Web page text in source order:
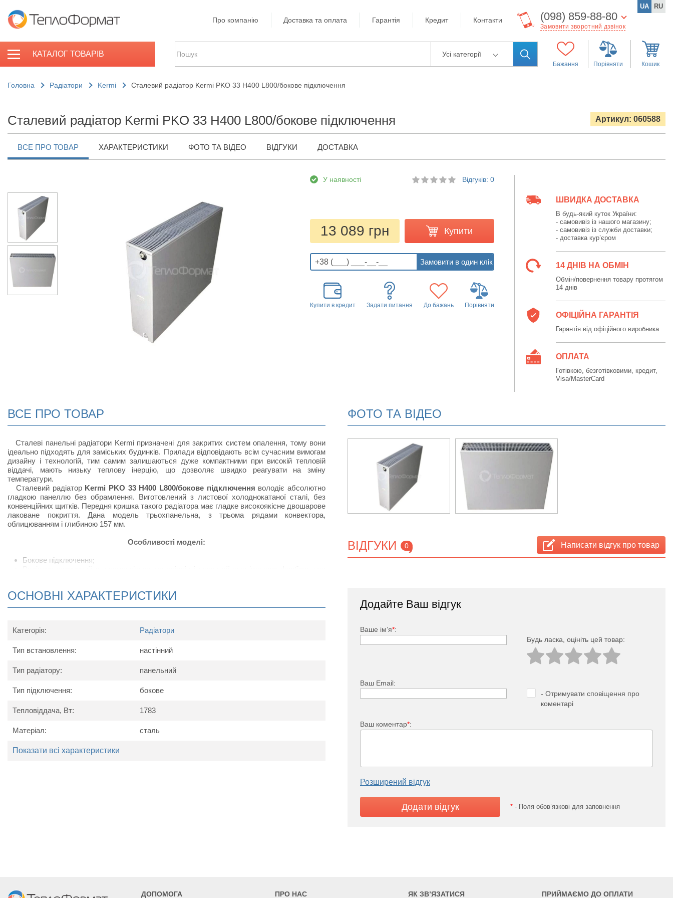
Про компанію Доставка та оплата Гарантія Кредит Контакти (098) 859-88-80
Замовити зворотний дзвінок
UA RU
КАТАЛОГ ТОВАРІВ Усі категорії
Бажання Порівняти Кошик
Головна Радіатори Kermi Сталевий радіатор Kermi PKO 33 H400 L800/бокове підключення
Сталевий радіатор Kermi PKO 33 H400 L800/бокове підключення Артикул: 060588
ВСЕ ПРО ТОВАР ХАРАКТЕРИСТИКИ ФОТО ТА ВІДЕО ВІДГУКИ ДОСТАВКА
У наявності Відгуків: 0
13 089 грн Купити
Купити в кредит Задати питання До бажань Порівняти
ШВИДКА ДОСТАВКА
В будь-який куток України:
- самовивіз із нашого магазину;
- самовивіз із служби доставки;
- доставка кур’єром
14 ДНІВ НА ОБМІН
Обмін/повернення товару протягом
14 днів
ОФІЦІЙНА ГАРАНТІЯ
Гарантія від офіційного виробника
ОПЛАТА
Готівкою, безготівковими, кредит,
Visa/MasterCard
ВСЕ ПРО ТОВАР
Сталеві панельні радіатори Kermi призначені для закритих систем опалення, тому вони
ідеально підходять для заміських будинків. Прилади відповідають всім сучасним вимогам
дизайну і технологій, тим самим залишаються дуже компактними при високій тепловій
віддачі, мають низьку теплову інерцію, що дозволяє швидко реагувати на зміну
температури.
Сталевий радіатор Kermi PKO 33 H400 L800/бокове підключення володіє абсолютно
гладкою панеллю без обрамлення. Виготовлений з листової холоднокатаної сталі, без
конвенційних щитків. Передня кришка такого радіатора має гладке високоякісне двошарове
лаковане покриття. Дана модель трьохпанельна, з трьома рядами конвектора,
облицюванням і глибиною 157 мм.
Особливості моделі:
Бокове підключення;
своєрідних П-подібних виступів, набагато збільшують конвенцію повітряних потоків в
Технічні характеристики
Найменування
ОСНОВНІ ХАРАКТЕРИСТИКИ
Категорія: Радіатори
Тип встановлення: настінний
Тип радіатору: панельний
Тип підключення: бокове
Тепловіддача, Вт: 1783
Матеріал: сталь
Показати всі характеристики
ФОТО ТА ВІДЕО
ВІДГУКИ 0 Написати відгук про товар
Додайте Ваш відгук
Ваше ім’я*:
Будь ласка, оцініть цей товар:
Ваш Email:
- Отримувати сповіщення про
коментарі
Ваш коментар*:
Розширений відгук
* - Поля обов’язкові для заповнення
ДОПОМОГА ПРО НАС ЯК ЗВ’ЯЗАТИСЯ ПРИЙМАЄМО ДО ОПЛАТИ